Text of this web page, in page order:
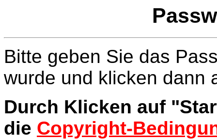
Bitte geben Sie das
wurde und klicken dann
Durch Klicken auf
die Copyright-